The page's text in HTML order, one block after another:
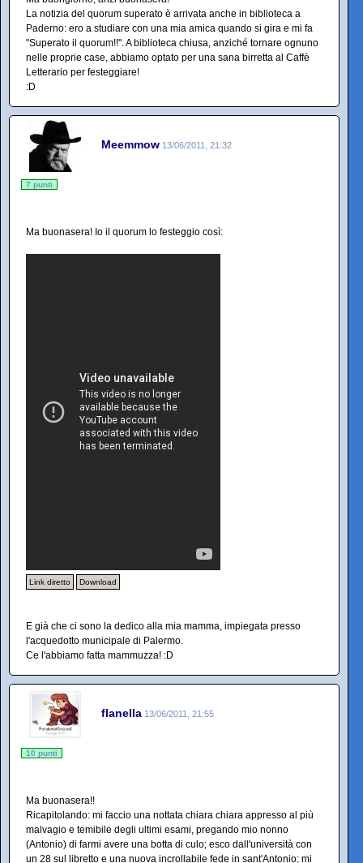
La notizia del quorum superato è arrivata anche in biblioteca a
Paderno: ero a studiare con una mia amica quando si gira e mi fa
"Superato il quorum!!". A biblioteca chiusa, anziché tornare ognuno
nelle proprie case, abbiamo optato per una sana birretta al Caffè
Letterario per festeggiare!
:D
Meemmow 13/06/2011, 21:32
7 punti
Ma buonasera! Io il quorum lo festeggio così:
Link diretto Download
E già che ci sono la dedico alla mia mamma, impiegata presso
l'acquedotto municipale di Palermo.
Ce l'abbiamo fatta mammuzza! :D
flanella 13/06/2011, 21:55
10 punti
Ma buonasera!!
Ricapitolando: mi faccio una nottata chiara chiara appresso al più
malvagio e temibile degli ultimi esami, pregando mio nonno
(Antonio) di farmi avere una botta di culo; esco dall'università con
un 28 sul libretto e una nuova incrollabile fede in sant'Antonio; mi